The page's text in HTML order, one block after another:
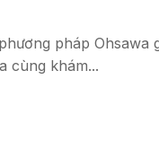
pháp Ohsawa
cùng khám...